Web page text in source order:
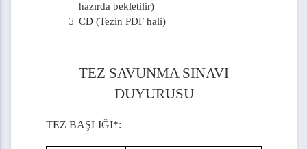
hazırda bekletilir)
CD (Tezin PDF hali)
TEZ SAVUNMA SINAVI
DUYURUSU
TEZ BAŞLIĞI*: